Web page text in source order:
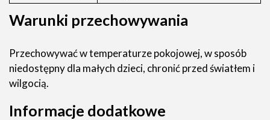
Warunki przechowywania
Przechowywać w temperaturze pokojowej, w sposób
niedostępny dla małych dzieci, chronić przed światłem i
wilgocią.
Informacje dodatkowe